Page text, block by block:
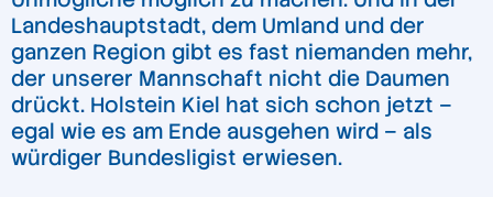
Landeshauptstadt, dem Umland und der
ganzen Region gibt es fast niemanden mehr,
der unserer Mannschaft nicht die Daumen
drückt. Holstein Kiel hat sich schon jetzt –
egal wie es am Ende ausgehen wird – als
würdiger Bundesligist erwiesen.